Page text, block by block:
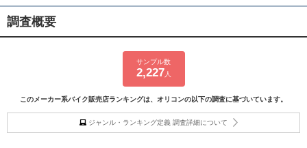
調査概要
サンプル数
2,227 人
このメーカー系バイク販売店ランキングは、オリコンの以下の調査に基づいています。
ジャンル・ランキング定義 調査詳細について